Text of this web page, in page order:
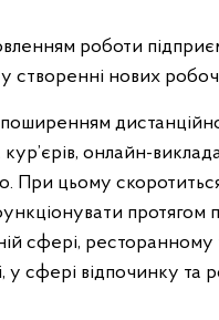
роботи
створенні нових
онлайн-
При цьому
протягом
сфері, ресторанному
у сфері відпочинку та